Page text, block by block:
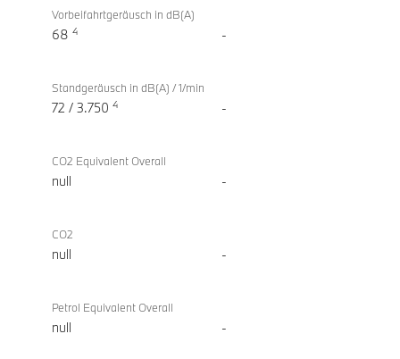
Vorbeifahrtgeräusch in dB(A)
68 4 -
Standgeräusch in dB(A) / 1/min
72 / 3.750 4 -
CO2 Equivalent Overall
null -
CO2
null -
Petrol Equivalent Overall
null -